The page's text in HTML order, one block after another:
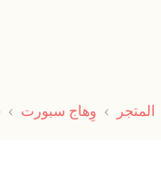
المتجر وِهاج سبورت